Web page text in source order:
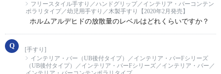
フリースタイル手すり／ハンドグリップ／インテリア・バーコンテン
ポラリタイプ／幼児用手すり／木製手すり【2020年2月発売】
ホルムアルデヒドの放散量のレベルはどれくらいですか？
[手すり]
インテリア・バー（UB後付タイプ）／インテリア・バーFシリーズ
（UB後付タイプ）／インテリア・バーFシリーズ／インテリア・バー／